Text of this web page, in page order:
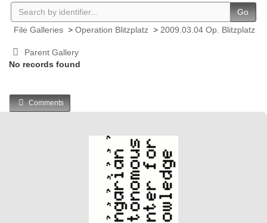
Go
File Galleries > Operation Blitzplatz > 2009.03.04 Op. Blitzplatz
Parent Gallery
No records found
Comments